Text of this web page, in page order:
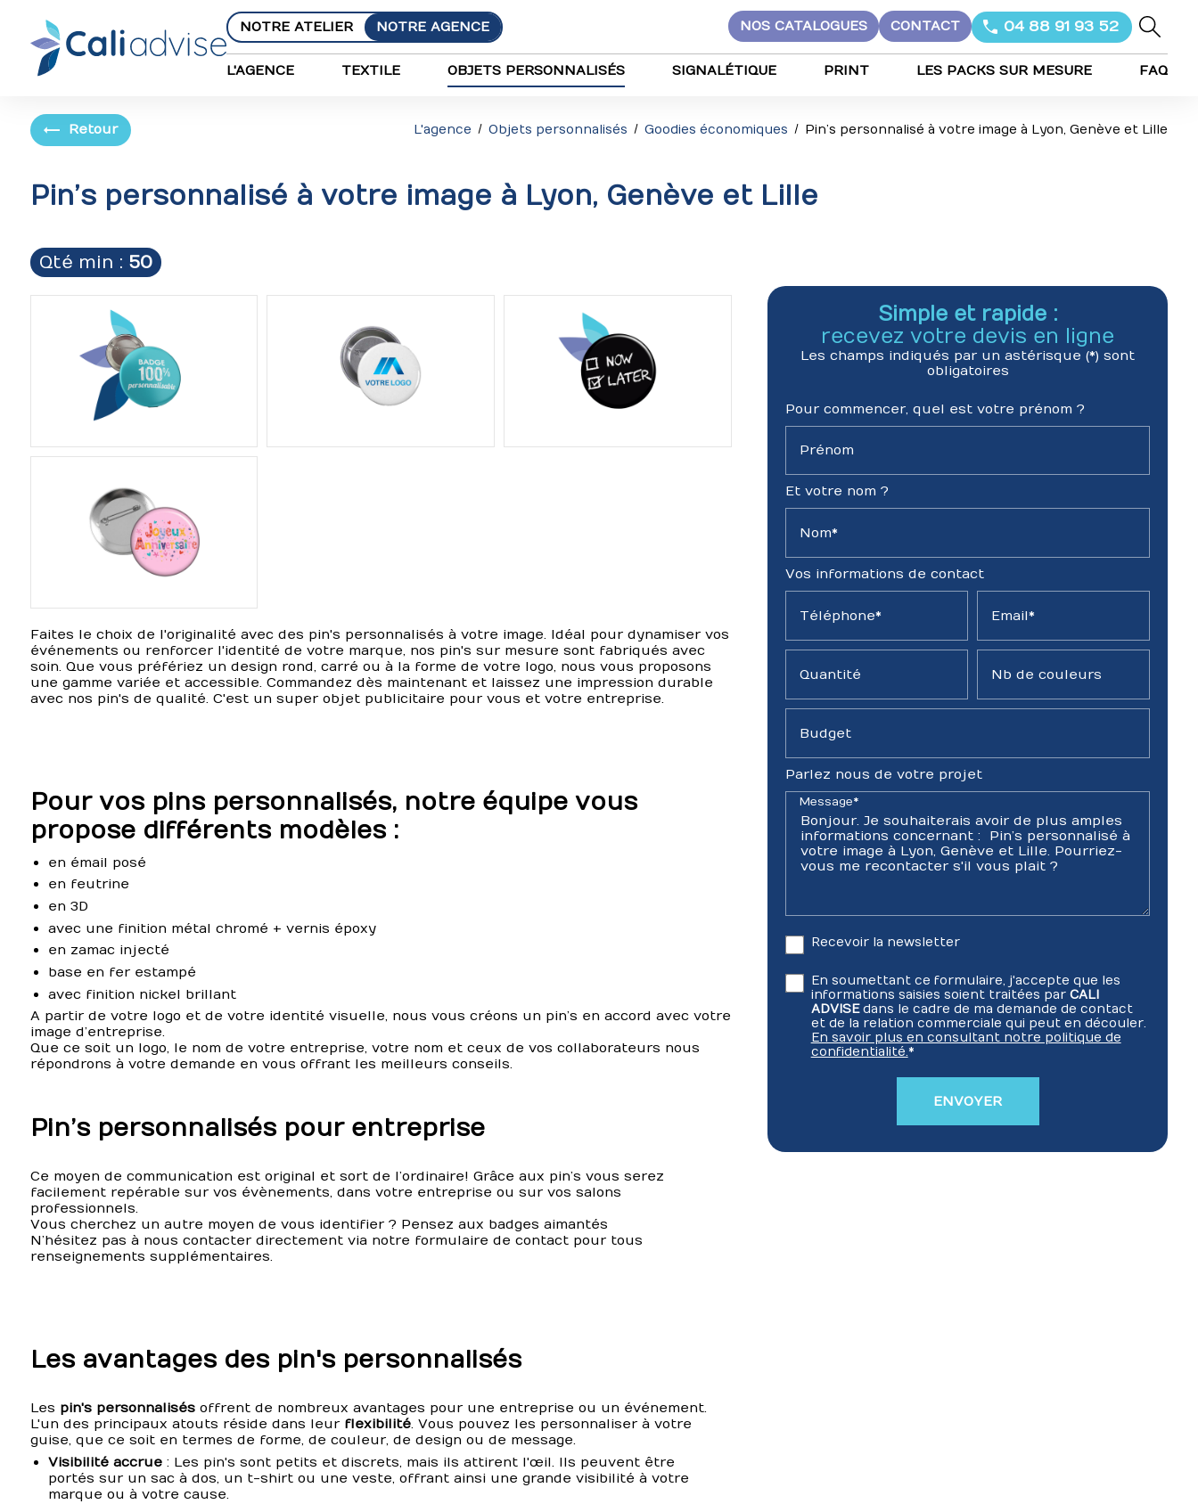
NOTRE ATELIER NOTRE AGENCE NOS CATALOGUES CONTACT 04 88 91 93 52
L'AGENCE TEXTILE OBJETS PERSONNALISÉS SIGNALÉTIQUE PRINT LES PACKS SUR MESURE FAQ
L'agence Objets personnalisés Goodies économiques Pin’s personnalisé à votre image à Lyon, Genève et Lille
Retour
Pin’s personnalisé à votre image à Lyon, Genève et Lille
Qté min : 50
Faites le choix de l'originalité avec des pin's personnalisés à votre image. Idéal pour dynamiser vos
événements ou renforcer l'identité de votre marque, nos pin's sur mesure sont fabriqués avec
soin. Que vous préfériez un design rond, carré ou à la forme de votre logo, nous vous proposons
une gamme variée et accessible. Commandez dès maintenant et laissez une impression durable
avec nos pin's de qualité. C'est un super objet publicitaire pour vous et votre entreprise.
Pour vos pins personnalisés, notre équipe vous
propose différents modèles :
en émail posé
en feutrine
en 3D
avec une finition métal chromé + vernis époxy
en zamac injecté
base en fer estampé
avec finition nickel brillant
A partir de votre logo et de votre identité visuelle, nous vous créons un pin’s en accord avec votre
image d’entreprise.
Que ce soit un logo, le nom de votre entreprise, votre nom et ceux de vos collaborateurs nous
répondrons à votre demande en vous offrant les meilleurs conseils.
Pin’s personnalisés pour entreprise
Ce moyen de communication est original et sort de l’ordinaire! Grâce aux pin’s vous serez
facilement repérable sur vos évènements, dans votre entreprise ou sur vos salons
professionnels.
Vous cherchez un autre moyen de vous identifier ? Pensez aux badges aimantés
N’hésitez pas à nous contacter directement via notre formulaire de contact pour tous
renseignements supplémentaires.
Les avantages des pin's personnalisés
Les pin's personnalisésoffrent de nombreux avantages pour une entreprise ou un événement.
L'un des principaux atouts réside dans leur flexibilité. Vous pouvez les personnaliser à votre
guise, que ce soit en termes de forme, de couleur, de design ou de message.
Visibilité accrue: Les pin's sont petits et discrets, mais ils attirent l'œil. Ils peuvent être
portés sur un sac à dos, un t-shirt ou une veste, offrant ainsi une grande visibilité à votre
marque ou à votre cause.
Simple et rapide :
recevez votre devis en ligne
Les champs indiqués par un astérisque (*) sont
obligatoires
Pour commencer, quel est votre prénom ?
Prénom
Et votre nom ?
Nom*
Vos informations de contact
Téléphone* Email*
Quantité Nb de couleurs
Budget
Parlez nous de votre projet
Message*
Recevoir la newsletter
En soumettant ce formulaire, j'accepte que les
informations saisies soient traitées par CALI
ADVISEdans le cadre de ma demande de contact
et de la relation commerciale qui peut en découler.
En savoir plus en consultant notre politique de
confidentialité.*